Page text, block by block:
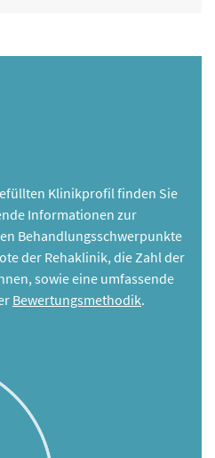
Klinikprofil finden Sie
Informationen zur
Behandlungsschwerpunkte
der Rehaklinik, die Zahl der
sowie eine umfassende
Bewertungsmethodik.